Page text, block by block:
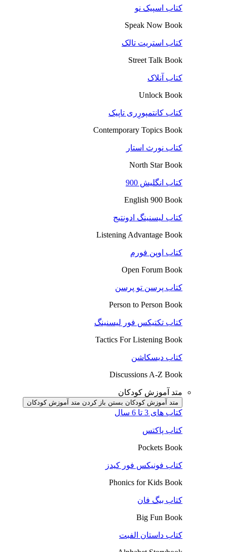
کتاب اسپیک نو
Speak Now Book
کتاب استریت تالک
Street Talk Book
کتاب آنلاک
Unlock Book
کتاب کانتمپورِری تاپیک
Contemporary Topics Book
کتاب نورث استار
North Star Book
کتاب انگلیش 900
English 900 Book
کتاب لیسنینگ ادونتیج
Listening Advantage Book
کتاب اوپن فورم
Open Forum Book
کتاب پرسن تو پرسن
Person to Person Book
کتاب تکتیکس فور لیسنینگ
Tactics For Listening Book
کتاب دیسکاشن
Discussions A-Z Book
متد آموزش کودکان
متد آموزش کودکان بستن باز کردن متد آموزش کودکان
کتاب های 3 تا 6 سال
کتاب پاکتس
Pockets Book
کتاب فونیکس فور کیدز
Phonics for Kids Book
کتاب بیگ فان
Big Fun Book
کتاب داستان الفبت